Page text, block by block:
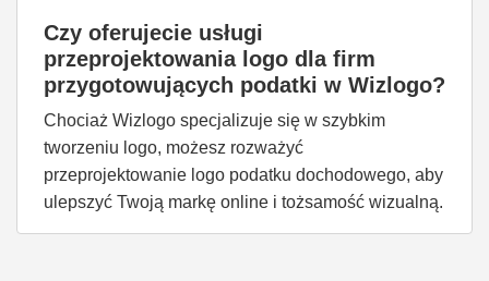
Czy oferujecie usługi
przeprojektowania logo dla firm
przygotowujących podatki w Wizlogo?
Chociaż Wizlogo specjalizuje się w szybkim
tworzeniu logo, możesz rozważyć
przeprojektowanie logo podatku dochodowego, aby
ulepszyć Twoją markę online i tożsamość wizualną.